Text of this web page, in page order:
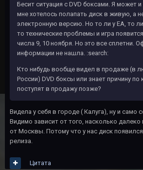
Бесит ситуация с DVD боксами. Я может
мне хотелось полапать диск в живую, а
электронную версию. Но то ли у EA, то
то технические проблемы и игра
числа 9, 10 ноября. Но это все сплетни.
информации не нашла. :search:
Кто нибудь вообще видел в продаже (в
России) DVD боксы или знает причину по
поступят в продажу позже?
Видела у себя в городе ( Калуга), ну и само
Видимо зависит от того, насколько
от Москвы. Потому что у нас диск
релиза.
Цитата